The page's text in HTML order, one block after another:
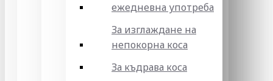
ежедневна употреба
За изглаждане на
непокорна коса
За къдрава коса